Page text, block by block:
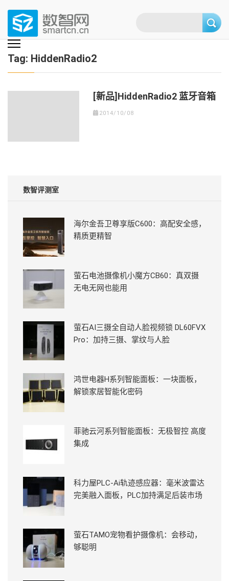
content
(Press
enter)
数智网
智能家居第一资讯门户 | 智能家居系统，智能家居产品，智能家居解决方
Tag: HiddenRadio2
[新品]HiddenRadio2 蓝牙音箱
2014/10/08
数智评测室
海尔金吾卫尊享版C600：高配安全感，
精质更精智
萤石电池摄像机小魔方CB60：真双摄
无电无网也能用
萤石AI三摄全自动人脸视频锁 DL60FVX
Pro：加持三摄、掌纹与人脸
鸿世电器H系列智能面板：一块面板，
解锁家居智能化密码
菲驰云河系列智能面板：无极智控 高度
集成
科力屋PLC-Ai轨迹感应器：毫米波雷达
完美融入面板，PLC加持满足后装市场
萤石TAMO宠物看护摄像机：会移动，
够聪明